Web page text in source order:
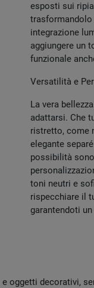
esposti sui
trasformandolo
integrazione
aggiungere un
funzionale
Versatilità e
La vera
adattarsi. Che
ristretto, come
elegante
possibilità
toni neutri e
rispecchiare il
garantendoti
oggetti decorativi,